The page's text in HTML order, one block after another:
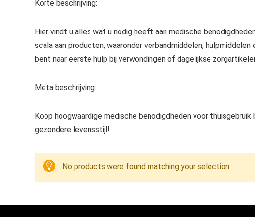
Korte beschrijving:
Hier vindt u alles wat u nodig heeft aan medische
scala aan producten, waaronder verbandmiddelen,
bent naar eerste hulp bij verwondingen of dagelijkse
Meta beschrijving:
Koop hoogwaardige medische benodigdheden voor
gezondere levensstijl!
No products were found matching your selection.